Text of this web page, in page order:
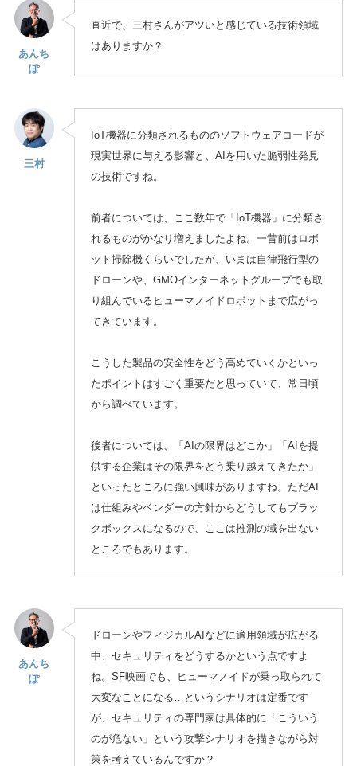
あんち
ぽ
直近で、三村さんがアツいと感じている技術領域
はありますか？
三村
IoT機器に分類されるもののソフトウェアコードが
現実世界に与える影響と、AIを用いた脆弱性発見
の技術ですね。
前者については、ここ数年で「IoT機器」に分類さ
れるものがかなり増えましたよね。一昔前はロボ
ット掃除機くらいでしたが、いまは自律飛行型の
ドローンや、GMOインターネットグループでも取
り組んでいるヒューマノイドロボットまで広がっ
てきています。
こうした製品の安全性をどう高めていくかといっ
たポイントはすごく重要だと思っていて、常日頃
から調べています。
後者については、「AIの限界はどこか」「AIを提
供する企業はその限界をどう乗り越えてきたか」
といったところに強い興味がありますね。ただAI
は仕組みやベンダーの方針からどうしてもブラッ
クボックスになるので、ここは推測の域を出ない
ところでもあります。
あんち
ぽ
ドローンやフィジカルAIなどに適用領域が広がる
中、セキュリティをどうするかという点ですよ
ね。SF映画でも、ヒューマノイドが乗っ取られて
大変なことになる…というシナリオは定番です
が、セキュリティの専門家は具体的に「こういう
のが危ない」という攻撃シナリオを描きながら対
策を考えているんですか？